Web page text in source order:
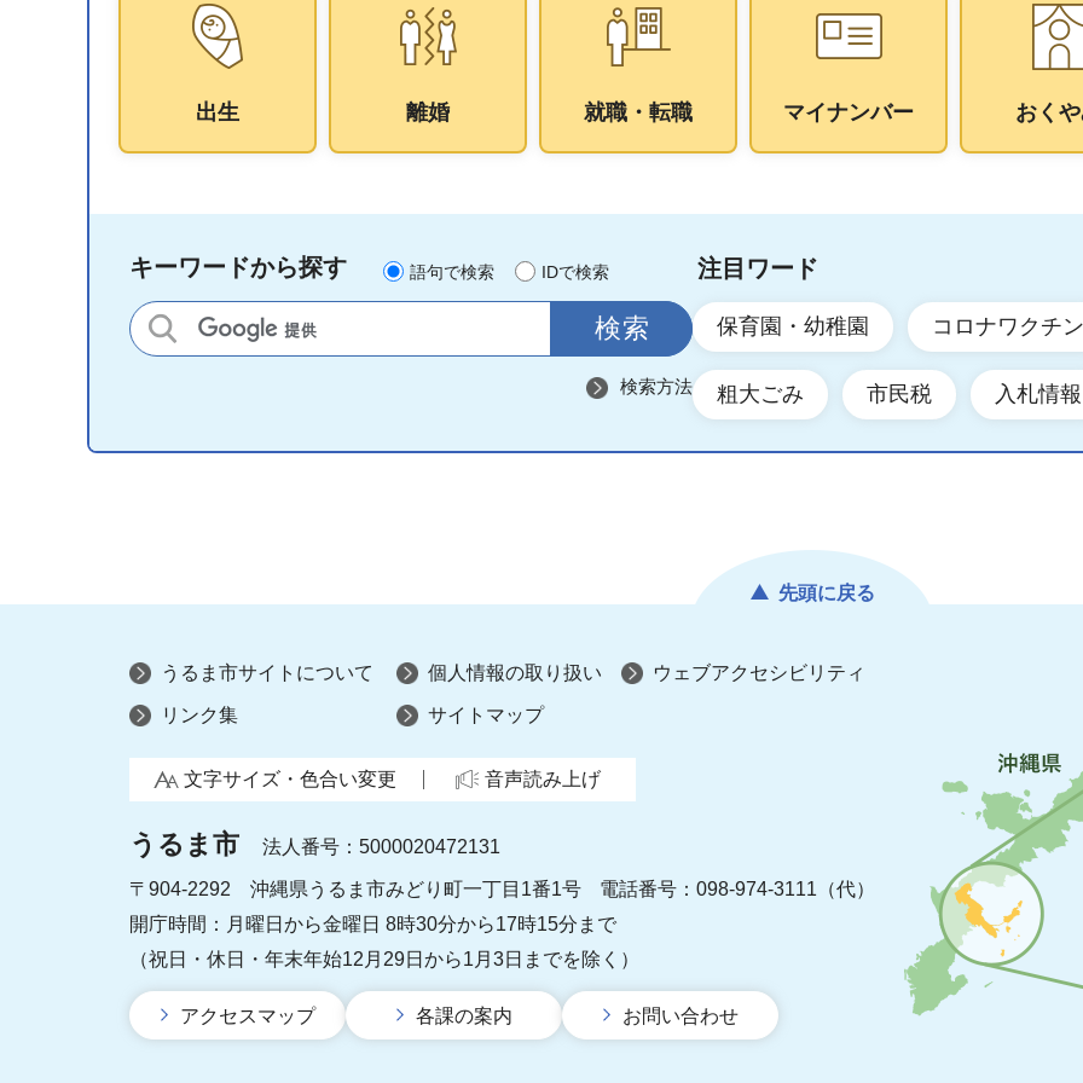
出生 離婚 就職・転職 マイナンバー おく
キーワードから探す 語句で検索 IDで検索
サイト内検索
検索方法
注目ワード
保育園・幼稚園 コロナワクチン
粗大ごみ 市民税 入札情報
先頭に戻る
うるま市サイトについて 個人情報の取り扱い ウェブアクセシビリティ
リンク集 サイトマップ
文字サイズ・色合い変更 音声読み上げ
うるま市 法人番号：5000020472131
〒904-2292 沖縄県うるま市みどり町一丁目1番1号
電話番号：098-974-3111（代）
開庁時間：月曜日から金曜日 8時30分から17時15分まで
（祝日・休日・年末年始12月29日から1月3日までを除く）
アクセスマップ 各課の案内 お問い合わせ